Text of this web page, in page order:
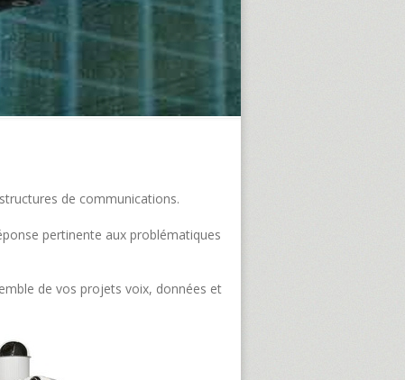
de communications.
pertinente aux problématiques
de vos projets voix, données et